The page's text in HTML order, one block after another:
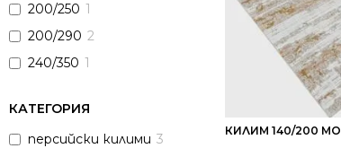
200/250 1
200/290 2
240/350 1
КАТЕГОРИЯ
персийски килими 3
КИЛИМ 140/200